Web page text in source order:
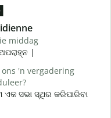
middag
|
ons 'n vergadering
ଏକ ସଭା ସ୍ଥିର କରିପାରିବା